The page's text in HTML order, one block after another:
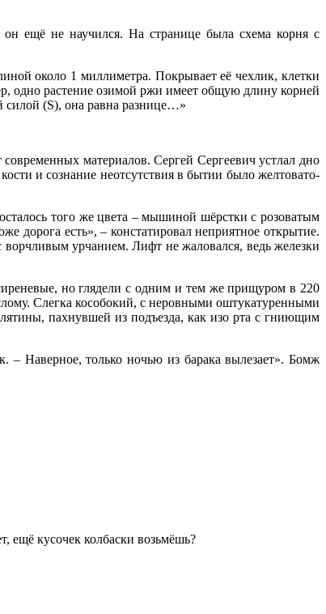
он ещё не научился. На странице была схема корня с
около 1 миллиметра. Покрывает её чехлик, клетки
одно растение озимой ржи имеет общую длину корней
силой (S), она равна разнице…»
материалов. Сергей Сергеевич устлал дно
и сознание неотсутствия в бытии было желтовато-
того же цвета – мышиной шёрстки с розоватым
дорога есть», – констатировал неприятное открытие.
урчанием. Лифт не жаловался, ведь железки
но глядели с одним и тем же прищуром в 220
Слегка кособокий, с неровными оштукатуренными
пахнувшей из подъезда, как изо рта с гниющим
– Наверное, только ночью из барака вылезает». Бомж
ещё кусочек колбаски возьмёшь?